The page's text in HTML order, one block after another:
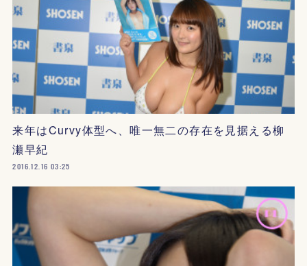
来年はCurvy体型へ、唯一無二の存在を見据える柳
瀬早紀
2016.12.16 03:25